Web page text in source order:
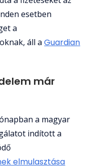
esetben
a
áll aGuardian
már
a magyar
indított a
elmulasztása